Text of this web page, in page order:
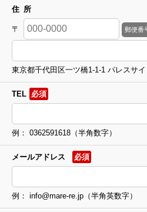
住 所
〒
東京都千代田区一ツ橋1-1-1 パレスサ
TEL 必須
例： 0362591618（半角数字）
メールアドレス 必須
例： info@mare-re.jp（半角英数字）